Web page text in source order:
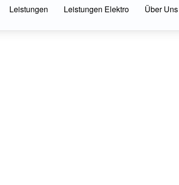
Leistungen Leistungen Elektro Über Uns